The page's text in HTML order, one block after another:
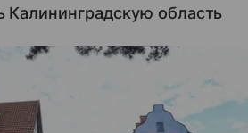
Калининградскую область